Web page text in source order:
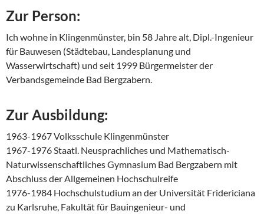
Zur Person:
Ich wohne in Klingenmünster, bin 58 Jahre alt, Dipl.-Ingenieur
für Bauwesen (Städtebau, Landesplanung und
Wasserwirtschaft) und seit 1999 Bürgermeister der
Verbandsgemeinde Bad Bergzabern.
Zur Ausbildung:
1963-1967 Volksschule Klingenmünster
1967-1976 Staatl. Neusprachliches und Mathematisch-
Naturwissenschaftliches Gymnasium Bad Bergzabern mit
Abschluss der Allgemeinen Hochschulreife
1976-1984 Hochschulstudium an der Universität Fridericiana
zu Karlsruhe, Fakultät für Bauingenieur- und